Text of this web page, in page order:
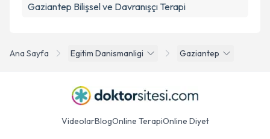
Ana Sayfa Egitim Danismanligi Gaziantep
Gaziantep Bilişsel ve Davranışçı Terapi
VideolarBlogOnline TerapiOnline Diyet